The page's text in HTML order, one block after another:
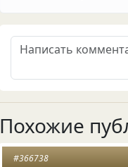
Похожие
#366738